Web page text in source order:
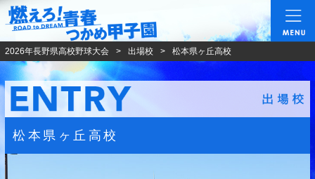
燃えろ!青春 つかめ
2026年長野県高校野球大会 出場校 松本県ヶ丘高校
松本県ヶ丘高校